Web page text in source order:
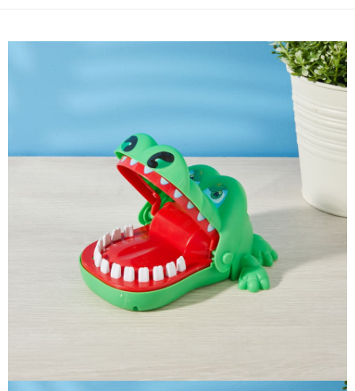
易，需依本服務之必要範圍內提供個人資料，並將交易相關給付款項請求債
３．未成年的使用者請事先徵得法定代理人或監護人之同意方可使用
「AFTEE先享後付」，若未經同意申辦者引起之損失，本公司不負相關責
４．使用「AFTEE先享後付」時，將依據個別帳號之用戶狀況，依本公司即
時審查核予不同之上限額度；若仍有額度不足之情形，本公司將視審查結果
請求用戶進行身份認證。
５．嚴禁一人註冊多個帳號或使用他人資訊註冊。若發現惡意使用之情形，
恩沛科技股份有限公司將有權停止該用戶之使用額度並採取法律行動。
付款後寶雅門市自取(由倉庫統一出貨)
每筆NT$80，滿NT$290(含以上)免運費